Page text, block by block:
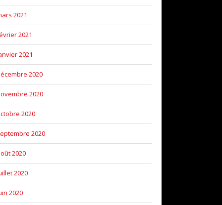
2021
2021
2021
2020
2020
2020
2020
2020
2020
2020